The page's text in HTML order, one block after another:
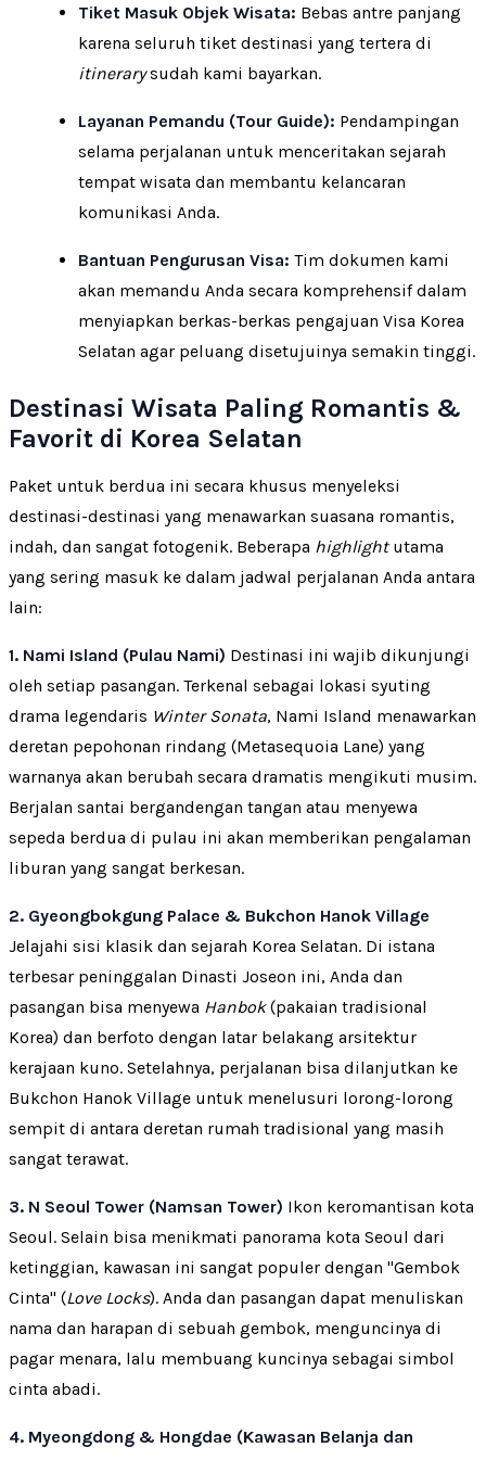
Tiket Masuk Objek Wisata: Bebas antre panjang
karena seluruh tiket destinasi yang tertera di
itinerarysudah kami bayarkan.
Layanan Pemandu (Tour Guide): Pendampingan
selama perjalanan untuk menceritakan sejarah
tempat wisata dan membantu kelancaran
komunikasi Anda.
Bantuan Pengurusan Visa: Tim dokumen kami
akan memandu Anda secara komprehensif dalam
menyiapkan berkas-berkas pengajuan Visa Korea
Selatan agar peluang disetujuinya semakin tinggi.
Destinasi Wisata Paling Romantis &
Favorit di Korea Selatan
Paket untuk berdua ini secara khusus menyeleksi
destinasi-destinasi yang menawarkan suasana romantis,
indah, dan sangat fotogenik. Beberapa highlightutama
yang sering masuk ke dalam jadwal perjalanan Anda antara
lain:
1. Nami Island (Pulau Nami) Destinasi ini wajib dikunjungi
oleh setiap pasangan. Terkenal sebagai lokasi syuting
drama legendaris Winter Sonata, Nami Island menawarkan
deretan pepohonan rindang (Metasequoia Lane) yang
warnanya akan berubah secara dramatis mengikuti musim.
Berjalan santai bergandengan tangan atau menyewa
sepeda berdua di pulau ini akan memberikan pengalaman
liburan yang sangat berkesan.
2. Gyeongbokgung Palace & Bukchon Hanok Village
Jelajahi sisi klasik dan sejarah Korea Selatan. Di istana
terbesar peninggalan Dinasti Joseon ini, Anda dan
pasangan bisa menyewa Hanbok(pakaian tradisional
Korea) dan berfoto dengan latar belakang arsitektur
kerajaan kuno. Setelahnya, perjalanan bisa dilanjutkan ke
Bukchon Hanok Village untuk menelusuri lorong-lorong
sempit di antara deretan rumah tradisional yang masih
sangat terawat.
3. N Seoul Tower (Namsan Tower) Ikon keromantisan kota
Seoul. Selain bisa menikmati panorama kota Seoul dari
ketinggian, kawasan ini sangat populer dengan "Gembok
Cinta" (Love Locks). Anda dan pasangan dapat menuliskan
nama dan harapan di sebuah gembok, menguncinya di
pagar menara, lalu membuang kuncinya sebagai simbol
cinta abadi.
4. Myeongdong & Hongdae (Kawasan Belanja dan